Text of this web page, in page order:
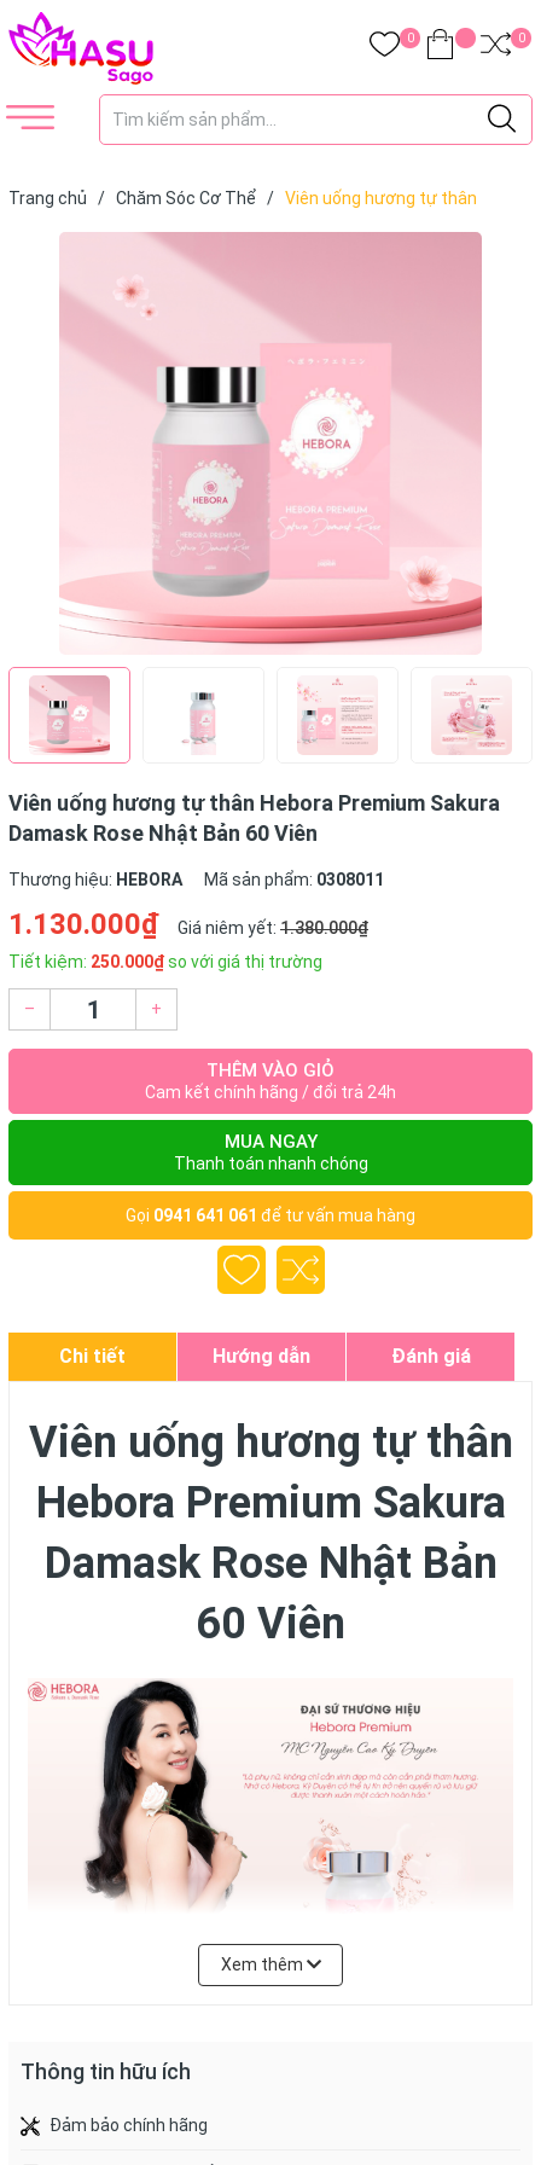
0 0
Trang chủ / Chăm Sóc Cơ Thể / Viên uống hương tự thân
Viên uống hương tự thân Hebora Premium Sakura
Damask Rose Nhật Bản 60 Viên
Thương hiệu: HEBORA Mã sản phẩm: 0308011
1.130.000₫ Giá niêm yết: 1.380.000₫
Tiết kiệm: 250.000₫so với giá thị trường
– +
THÊM VÀO GIỎ
Cam kết chính hãng / đổi trả 24h
MUA NGAY
Thanh toán nhanh chóng
Gọi 0941 641 061 để tư vấn mua hàng
Chi tiết Hướng dẫn Đánh giá
Viên uống hương tự thân
Hebora Premium Sakura
Damask Rose Nhật Bản
60 Viên
căn bằng nội tiết tố, tạo hương thơm hoa hồng tự nhiên cho cơ
thể mang tên “
sản phẩm có nguồn gốc từ Nhật Bản giúp chăm sóc sức khỏe,
Xem thêm
Thông tin hữu ích
Đảm bảo chính hãng